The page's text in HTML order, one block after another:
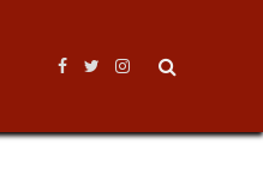
Facebook
TwitterInstagram